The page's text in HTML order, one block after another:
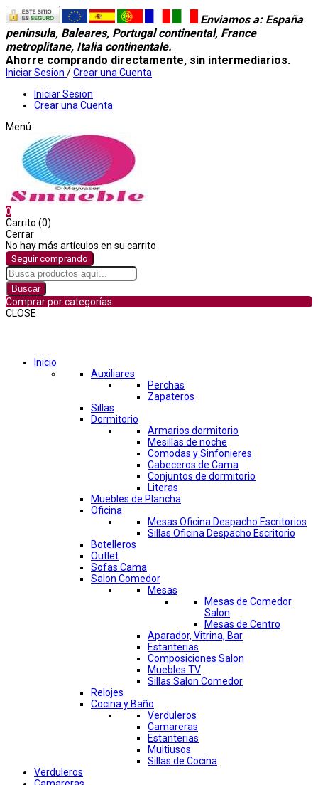
Enviamos a: España
peninsula, Baleares, Portugal continental, France
metroplitane, Italia continentale.
Ahorre comprando directamente, sin intermediarios.
Iniciar Sesion /Crear una Cuenta
Iniciar Sesion
Crear una Cuenta
Menú
0
Carrito (0)
Cerrar
No hay más artículos en su carrito
Seguir comprando
Buscar
Comprar por categorías
CLOSE
Inicio
Auxiliares
Perchas
Zapateros
Sillas
Dormitorio
Armarios dormitorio
Mesillas de noche
Comodas y Sinfonieres
Cabeceros de Cama
Conjuntos de dormitorio
Literas
Muebles de Plancha
Oficina
Mesas Oficina Despacho Escritorios
Sillas Oficina Despacho Escritorio
Botelleros
Outlet
Sofas Cama
Salon Comedor
Mesas
Mesas de Comedor
Salon
Mesas de Centro
Aparador, Vitrina, Bar
Estanterias
Composiciones Salon
Muebles TV
Sillas Salon Comedor
Relojes
Cocina y Baño
Verduleros
Camareras
Estanterias
Multiusos
Sillas de Cocina
Verduleros